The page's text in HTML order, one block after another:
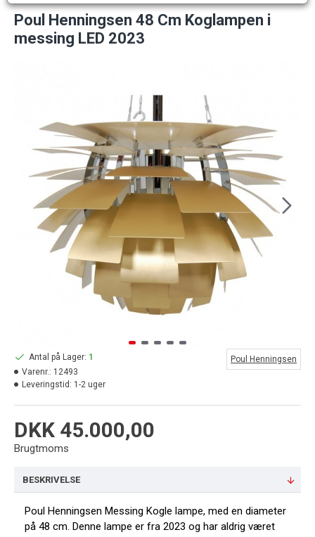
Poul Henningsen 48 Cm Koglampen i
messing LED 2023
DKK 45.000,00
Brugtmoms
Antal på Lager: 1
Varenr.: 12493
Leveringstid: 1-2 uger
Poul Henningsen
BESKRIVELSE
Poul Henningsen Messing Kogle lampe, med en diameter
på 48 cm. Denne lampe er fra 2023 og har aldrig været